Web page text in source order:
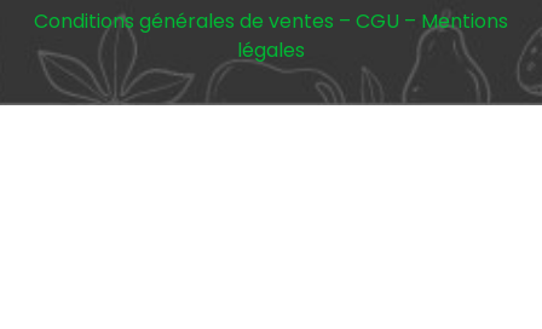
Conditions générales de ventes – CGU – Mentions
légales